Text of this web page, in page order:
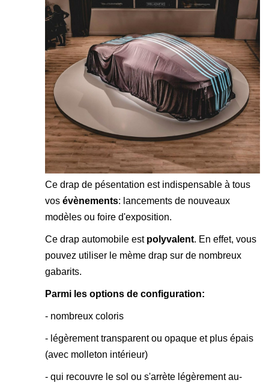
Ce drap de pésentation est indispensable à tous
vos évènements: lancements de nouveaux
modèles ou foire d'exposition.
Ce drap automobile est polyvalent. En effet, vous
pouvez utiliser le mème drap sur de nombreux
gabarits.
Parmi les options de configuration:
- nombreux coloris
- légèrement transparent ou opaque et plus épais
(avec molleton intérieur)
- qui recouvre le sol ou s'arrète légèrement au-